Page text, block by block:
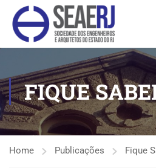
FIQUE
Home Publicações Fique